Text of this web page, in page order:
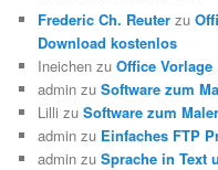
Frederic Ch. Reuter zu
Download kostenlos
Ineichen zuOffice
admin zuSoftware zum
Lilli zuSoftware zum
admin zu Einfaches FTP
admin zuSprache in Text